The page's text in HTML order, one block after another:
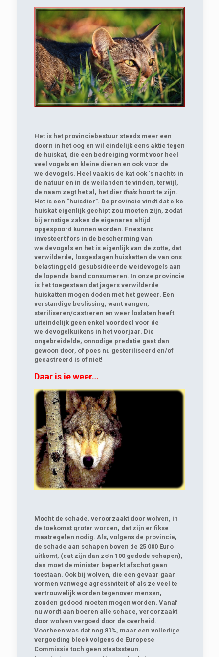
Het is het provinciebestuur steeds meer een
doorn in het oog en wil eindelijk eens aktie tegen
de huiskat, die een bedreiging vormt voor heel
veel vogels en kleine dieren en ook voor de
weidevogels. Heel vaak is de kat ook ‘s nachts in
de natuur en in de weilanden te vinden, terwijl,
de naam zegt het al, het dier thuishoort te zijn.
Het is een “huisdier”. De provincie vindt dat elke
huiskat eigenlijk gechipt zou moeten zijn, zodat
bij ernstige zaken de eigenaren altijd
opgespoord kunnen worden. Friesland
investeert fors in de bescherming van
weidevogels en het is eigenlijk van de zotte, dat
verwilderde, losgeslagen huiskatten de van ons
belastinggeld gesubsidieerde weidevogels aan
de lopende band consumeren. In onze provincie
is het toegestaan dat jagers verwilderde
huiskatten mogen doden met het geweer. Een
verstandige beslissing, want vangen,
steriliseren/castreren en weer loslaten heeft
uiteindelijk geen enkel voordeel voor de
weidevogelkuikens in het voorjaar. Die
ongebreidelde, onnodige predatie gaat dan
gewoon door, of poes nu gesteriliseerd en/of
gecastreerd is of niet!
Daar is ie weer…
Mocht de schade, veroorzaakt door wolven, in
de toekomst groter worden, dat zijn er fikse
maatregelen nodig. Als, volgens de provincie,
de schade aan schapen boven de 25 000 Euro
uitkomt, (dat zijn dan zo’n 100 gedode schapen),
dan moet de minister beperkt afschot gaan
toestaan. Ook bij wolven, die een gevaar gaan
vormen vanwege agressiviteit of als ze veel te
vertrouwelijk worden tegenover mensen,
zouden gedood moeten mogen worden. Vanaf
nu wordt aan boeren alle schade, veroorzaakt
door wolven vergoed door de overheid.
Voorheen was dat nog 80%, maar een volledige
vergoeding bleek volgens de Europese
Commissie toch geen staatssteun.